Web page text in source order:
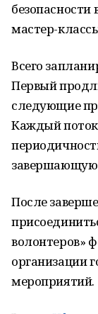
безопасности
мастер-
Всего
Первый
следующие
Каждый поток
завершающую
После
волонтеров»
организации
мероприятий.